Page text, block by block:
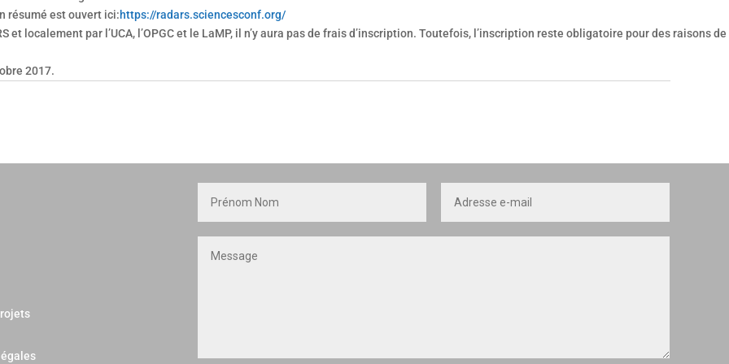
résumé est ouvert ici:https://radars.sciencesconf.org/
localement par l’UCA, l’OPGC et le LaMP, il n’y aura pas de frais d’inscription. Toutefois, l’inscription reste obligatoire pour des raisons de
2017.